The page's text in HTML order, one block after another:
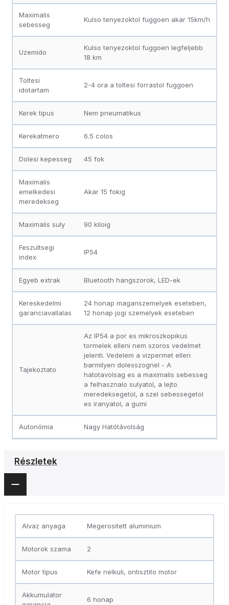
Maximalis
sebesseg
Kulso tenyezoktol fuggoen akar 15km/h
Uzemido
Kulso tenyezoktol fuggoen legfeljebb
18 km
Toltesi
idotartam
2-4 ora a toltesi forrastol fuggoen
Kerek tipus Nem pneumatikus
Kerekatmero 6.5 colos
Dolesi kepesseg 45 fok
Maximalis
emelkedesi
meredekseg
Akar 15 fokig
Maximalis suly 90 kiloig
Feszultsegi
index
IP54
Egyeb extrak Bluetooth hangszorok, LED-ek
Kereskedelmi
garanciavallalas
24 honap maganszemelyek eseteben,
12 honap jogi szemelyek eseteben
Tajekoztato
Az IP54 a por es mikroszkopikus
tormelek elleni nem szoros vedelmet
jelenti. Vedelem a vizpermet ellen
barmilyen dolesszognel - A
hatotavolsag es a maximalis sebesseg
a felhasznalo sulyatol, a lejto
meredeksegetol, a szel sebessegetol
es iranyatol, a gumi
Autonómia Nagy Hatótávolság
Részletek
Alvaz anyaga Megerositett aluminium
Motorok szama 2
Motor tipus Kefe nelkuli, ontisztito motor
Akkumulator
6 honap